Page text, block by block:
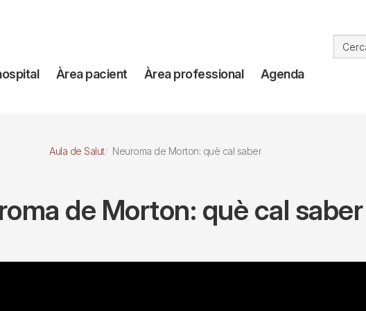
Àrea pacient Àrea professional Agenda
Aula de Salut Neuroma de Morton: què cal saber
de Morton: què cal saber